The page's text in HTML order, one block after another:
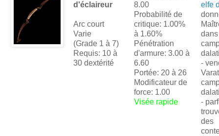
d'éclaireur
Arc court
Varie
(Grade 1 à 7)
Requis: 10 à
30 dextérité
8.00
Probabilité de
critique: 1.00%
à 1.60%
Pénétration
d'armure: 3.00 à
6.60
Portée: 20 à 26
Modificateur de
force: 1.00
Visée rapide
elfe
-
-
des